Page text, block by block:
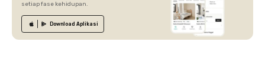
setiap fase kehidupan.
Download Aplikasi